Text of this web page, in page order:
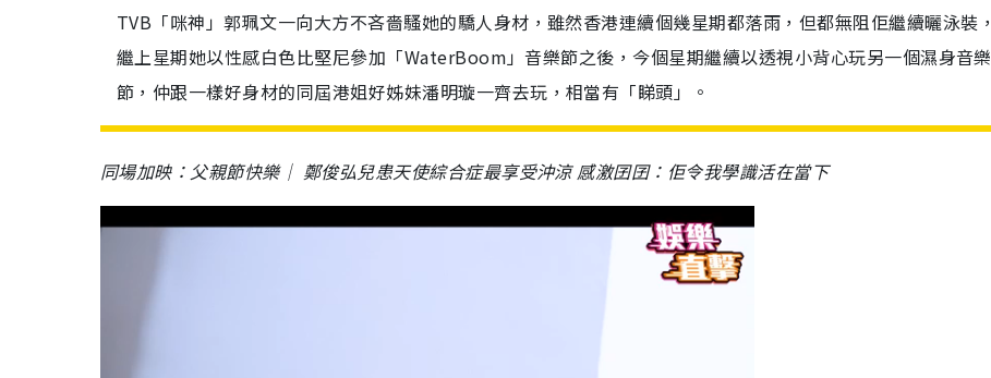
TVB「咪神」郭珮文一向大方不吝嗇騷她的驕人身材，雖然香港連續個幾星期都落雨，但都無阻佢繼續曬泳裝，
繼上星期她以性感白色比堅尼參加「WaterBoom」音樂節之後，今個星期繼續以透視小背心玩另一個濕身音樂
節，仲跟一樣好身材的同屆港姐好姊妹潘明璇一齊去玩，相當有「睇頭」。
同場加映：父親節快樂｜ 鄭俊弘兒患天使綜合症最享受沖涼 感激囝囝：佢令我學識活在當下